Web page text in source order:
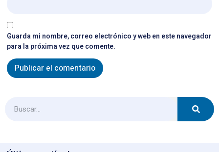
Guarda mi nombre, correo electrónico y web en este navegador
para la próxima vez que comente.